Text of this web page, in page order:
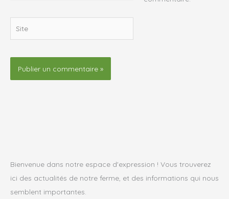
Bienvenue dans notre espace d'expression ! Vous trouverez
ici des actualités de notre ferme, et des informations qui nous
semblent importantes.